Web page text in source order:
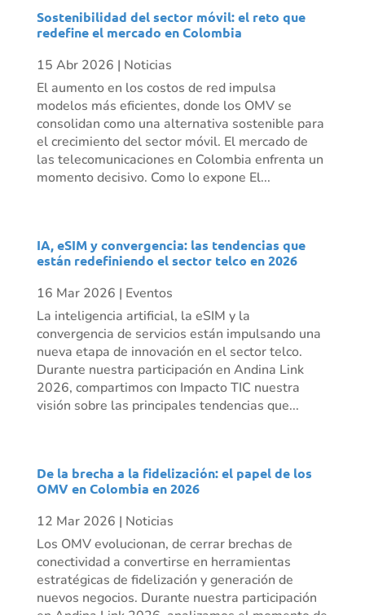
Sostenibilidad del sector móvil: el reto que
redefine el mercado en Colombia
15 Abr 2026 | Noticias
El aumento en los costos de red impulsa
modelos más eficientes, donde los OMV se
consolidan como una alternativa sostenible para
el crecimiento del sector móvil. El mercado de
las telecomunicaciones en Colombia enfrenta un
momento decisivo. Como lo expone El...
IA, eSIM y convergencia: las tendencias que
están redefiniendo el sector telco en 2026
16 Mar 2026 | Eventos
La inteligencia artificial, la eSIM y la
convergencia de servicios están impulsando una
nueva etapa de innovación en el sector telco.
Durante nuestra participación en Andina Link
2026, compartimos con Impacto TIC nuestra
visión sobre las principales tendencias que...
De la brecha a la fidelización: el papel de los
OMV en Colombia en 2026
12 Mar 2026 | Noticias
Los OMV evolucionan, de cerrar brechas de
conectividad a convertirse en herramientas
estratégicas de fidelización y generación de
nuevos negocios. Durante nuestra participación